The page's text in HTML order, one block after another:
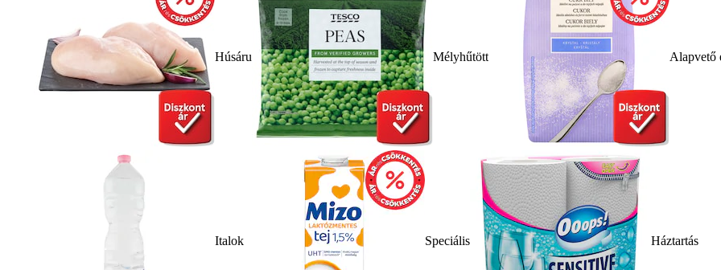
Húsáru Mélyhűtött Alapvető
Italok Speciális Háztartás